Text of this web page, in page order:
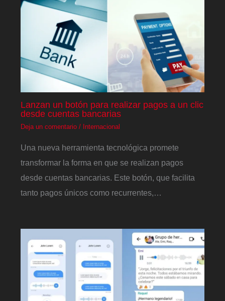
Lanzan un botón para realizar pagos a un clic
desde cuentas bancarias
Deja un comentario / Internacional
Una nueva herramienta tecnológica promete
transformar la forma en que se realizan pagos
desde cuentas bancarias. Este botón, que facilita
tanto pagos únicos como recurrentes,…